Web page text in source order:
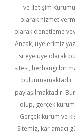
ve İletişim
olarak hizmet
olarak denetleme
Ancak, üyelerimiz
siteye üye olarak
sitesi, herhangi bir
bulunmamaktadır.
paylaşılmaktadır.
olup, gerçek
Gerçek kurum ve
Sitemiz, kar amacı